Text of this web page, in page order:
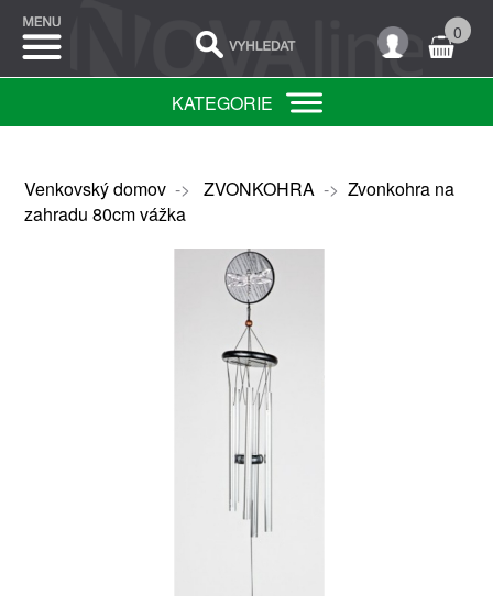
0
KATEGORIE
Venkovský domov-> ZVONKOHRA-> Zvonkohra na
zahradu 80cm vážka